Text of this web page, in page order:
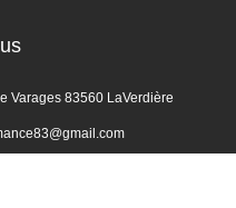
Varages 83560 LaVerdière